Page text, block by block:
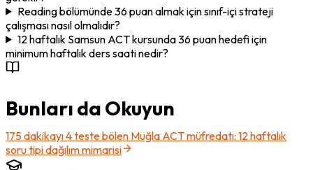
Reading bölümünde 36 puan almak için sınıf-içi strateji
çalışması nasıl olmalıdır?
12 haftalık Samsun ACT kursunda 36 puan hedefi için
minimum haftalık ders saati nedir?
Bunları da Okuyun
175 dakikayı 4 teste bölen Muğla ACT müfredatı: 12 haftalık
soru tipi dağılım mimarisi